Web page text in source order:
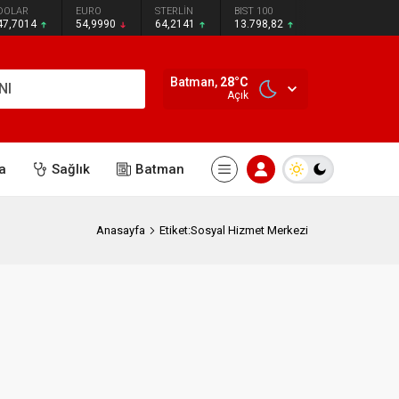
EURO
54,9990
STERLİN
64,2141
BIST 100
13.798,82
Batman, 28°C
Açık
Sağlık Batman
Anasayfa Etiket:Sosyal Hizmet Merkezi